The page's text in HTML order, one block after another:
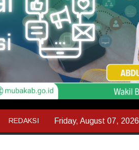
REDAKSI Friday, August 07, 2026